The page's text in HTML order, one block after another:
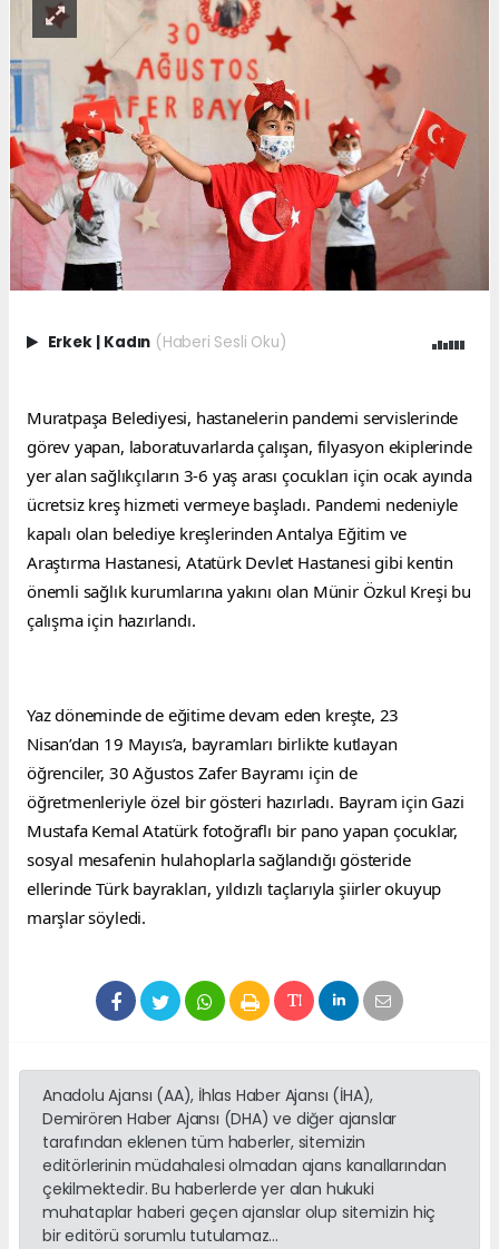
Erkek | Kadın (Haberi Sesli Oku)
Muratpaşa Belediyesi, hastanelerin pandemi servislerinde
görev yapan, laboratuvarlarda çalışan, filyasyon ekiplerinde
yer alan sağlıkçıların 3-6 yaş arası çocukları için ocak ayında
ücretsiz kreş hizmeti vermeye başladı. Pandemi nedeniyle
kapalı olan belediye kreşlerinden Antalya Eğitim ve
Araştırma Hastanesi, Atatürk Devlet Hastanesi gibi kentin
önemli sağlık kurumlarına yakını olan Münir Özkul Kreşi bu
çalışma için hazırlandı.
Yaz döneminde de eğitime devam eden kreşte, 23
Nisan’dan 19 Mayıs’a, bayramları birlikte kutlayan
öğrenciler, 30 Ağustos Zafer Bayramı için de
öğretmenleriyle özel bir gösteri hazırladı. Bayram için Gazi
Mustafa Kemal Atatürk fotoğraflı bir pano yapan çocuklar,
sosyal mesafenin hulahoplarla sağlandığı gösteride
ellerinde Türk bayrakları, yıldızlı taçlarıyla şiirler okuyup
marşlar söyledi.
Anadolu Ajansı (AA), İhlas Haber Ajansı (İHA),
Demirören Haber Ajansı (DHA) ve diğer ajanslar
tarafından eklenen tüm haberler, sitemizin
editörlerinin müdahalesi olmadan ajans kanallarından
çekilmektedir. Bu haberlerde yer alan hukuki
muhataplar haberi geçen ajanslar olup sitemizin hiç
bir editörü sorumlu tutulamaz...